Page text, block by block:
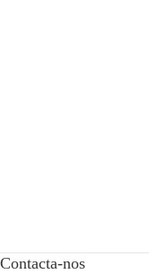
Contacta-nos